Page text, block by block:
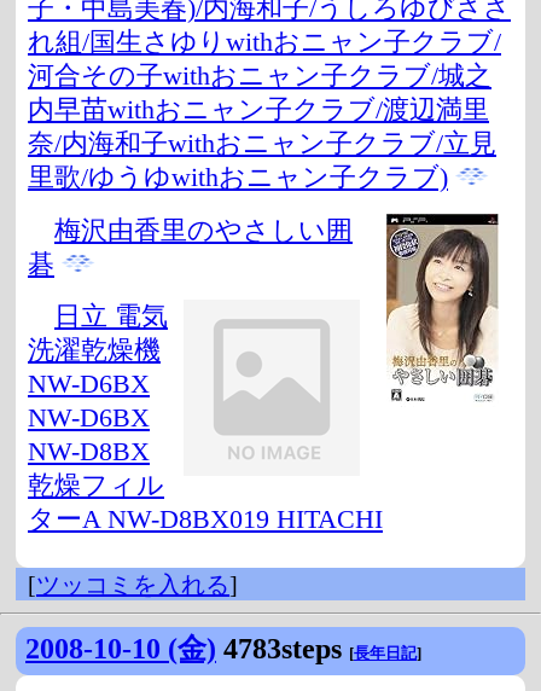
子・中島美春)/内海和子/うしろゆびささ
れ組/国生さゆりwithおニャン子クラブ/
河合その子withおニャン子クラブ/城之
内早苗withおニャン子クラブ/渡辺満里
奈/内海和子withおニャン子クラブ/立見
里歌/ゆうゆwithおニャン子クラブ)
梅沢由香里のやさしい囲
碁
日立 電気
洗濯乾燥機
NW-D6BX
NW-D6BX
NW-D8BX
乾燥フィル
ターA NW-D8BX019 HITACHI
[ツッコミを入れる]
2008-10-10 (金) 4783steps [長年日記]